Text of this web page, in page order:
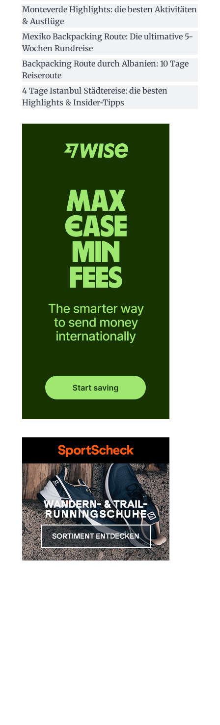
Monteverde Highlights: die besten Aktivitäten
& Ausflüge
Mexiko Backpacking Route: Die ultimative 5-
Wochen Rundreise
Backpacking Route durch Albanien: 10 Tage
Reiseroute
4 Tage Istanbul Städtereise: die besten
Highlights & Insider-Tipps